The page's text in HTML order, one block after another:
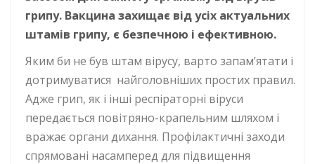
грипу. Вакцина захищає від усіх актуальних
штамів грипу, є безпечною і ефективною.
Яким би не був штам вірусу, варто запам’ятати і
дотримуватися найголовніших простих правил.
Адже грип, як і інші респіраторні віруси
передається повітряно-крапельним шляхом і
вражає органи дихання. Профілактичні заходи
спрямовані насамперед для підвищення